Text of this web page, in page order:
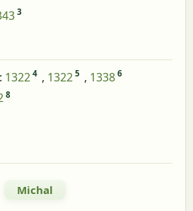
3
: 1322 4 , 1322 5 , 1338 6
8
Michal